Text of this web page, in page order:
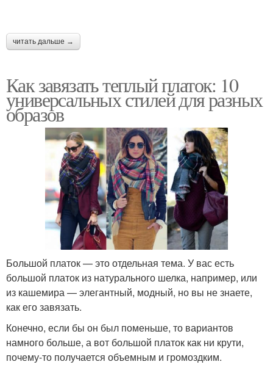
читать дальше →
Как завязать теплый платок: 10
универсальных стилей для разных
образов
Большой платок — это отдельная тема. У вас есть
большой платок из натурального шелка, например, или
из кашемира — элегантный, модный, но вы не знаете,
как его завязать.
Конечно, если бы он был поменьше, то вариантов
намного больше, а вот большой платок как ни крути,
почему-то получается объемным и громоздким.